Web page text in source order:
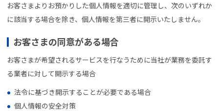
お客さまよりお預かりした個人情報を適切に管理し、次のいずれか
に該当する場合を除き、個人情報を第三者に開示いたしません。
お客さまの同意がある場合
お客さまが希望されるサービスを行なうために当社が業務を委託す
る業者に対して開示する場合
法令に基づき開示することが必要である場合
個人情報の安全対策